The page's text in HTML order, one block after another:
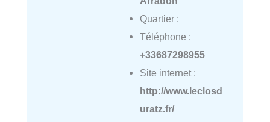
Quartier :
Téléphone :
+33687298955
Site internet :
http://www.leclosd
uratz.fr/